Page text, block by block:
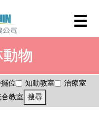
物
位 知動教室
治療室
教室 搜尋